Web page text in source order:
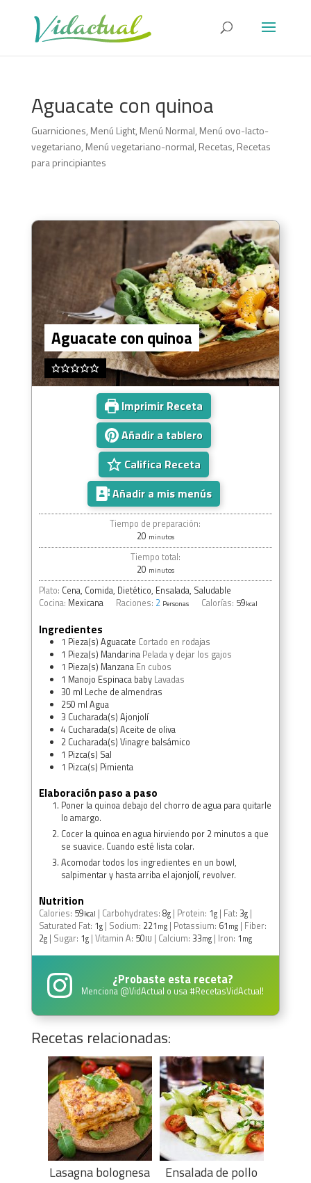
Aguacate con quinoa
Guarniciones, Menú Light, Menú Normal, Menú ovo-lacto-
vegetariano, Menú vegetariano-normal, Recetas, Recetas
para principiantes
Aguacate con quinoa
Imprimir Receta
Añadir a tablero
Califica Receta
Añadir a mis menús
Tiempo de preparación:
20 minutos
Tiempo total:
20 minutos
Plato: Cena, Comida, Dietético, Ensalada, Saludable
Cocina: Mexicana Raciones: 2 Personas Calorías: 59kcal
Ingredientes
1 Pieza(s) Aguacate Cortado en rodajas
1 Pieza(s) Mandarina Pelada y dejar los gajos
1 Pieza(s) Manzana En cubos
1 Manojo Espinaca baby Lavadas
30 ml Leche de almendras
250 ml Agua
3 Cucharada(s) Ajonjolí
4 Cucharada(s) Aceite de oliva
2 Cucharada(s) Vinagre balsámico
1 Pizca(s) Sal
1 Pizca(s) Pimienta
Elaboración paso a paso
Poner la quinoa debajo del chorro de agua para quitarle
lo amargo.
Cocer la quinoa en agua hirviendo por 2 minutos a que
se suavice. Cuando esté lista colar.
Acomodar todos los ingredientes en un bowl,
salpimentar y hasta arriba el ajonjolí, revolver.
Nutrition
Calories: 59kcal | Carbohydrates: 8g| Protein: 1g| Fat: 3g|
Saturated Fat: 1g| Sodium: 221mg| Potassium: 61mg| Fiber:
2g| Sugar: 1g| Vitamin A: 50IU | Calcium: 33mg| Iron: 1mg
¿Probaste esta receta?
Menciona @VidActual o usa#RecetasVidActual!
Recetas relacionadas:
Lasagna bolognesa Ensalada de pollo